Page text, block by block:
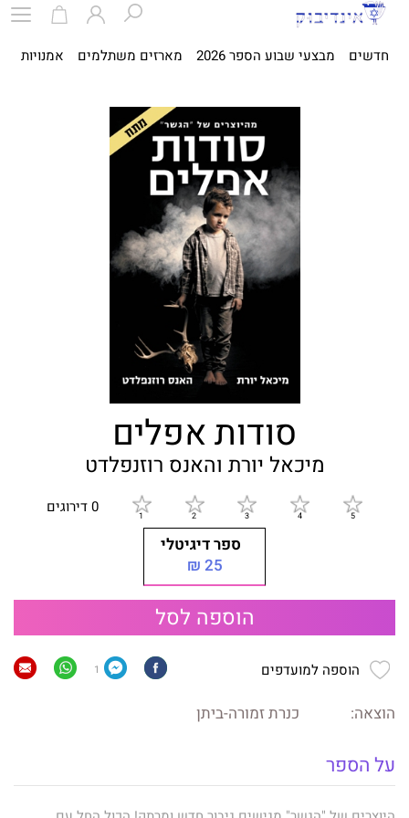
חדשים מבצעי שבוע הספר 2026 מארזים משתלמים אמנויות
סודות אפלים
מיכאל יורת והאנס רוזנפלדט
0 דירוגים
ספר דיגיטלי
25 ₪
הוספה לסל
הוספה למועדפים 1
הוצאה: כנרת זמורה-ביתן
על הספר